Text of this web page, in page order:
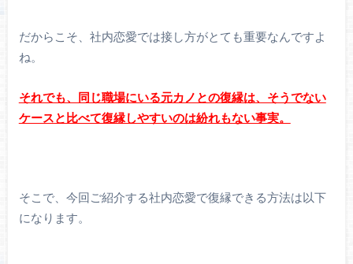
だからこそ、社内恋愛では接し方がとても重要なんですよ
ね。
それでも、同じ職場にいる元カノとの復縁は、そうでない
ケースと比べて復縁しやすいのは紛れもない事実。
そこで、今回ご紹介する社内恋愛で復縁できる方法は以下
になります。